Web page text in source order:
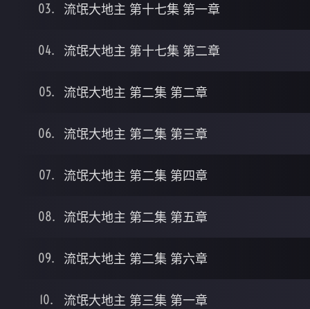
流氓大地主 第十七集 第一章
流氓大地主 第十七集 第二章
流氓大地主 第二集 第二章
流氓大地主 第二集 第三章
流氓大地主 第二集 第四章
流氓大地主 第二集 第五章
流氓大地主 第二集 第六章
流氓大地主 第三集 第一章